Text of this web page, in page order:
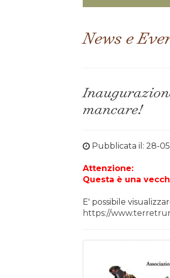
News e
mancare!
Pubblicata il: 28-
Attenzione:
Questa è una
E' possibile
https://